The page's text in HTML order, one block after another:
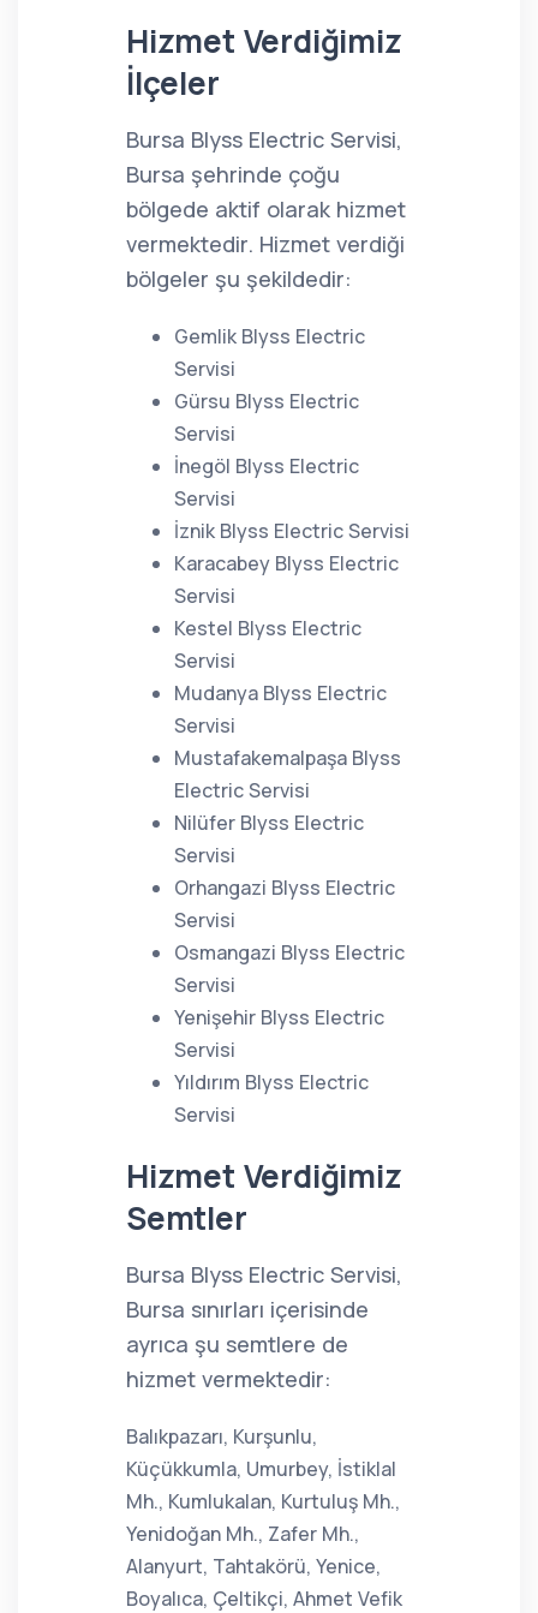
Hizmet Verdiğimiz
İlçeler
Bursa Blyss Electric Servisi,
Bursa şehrinde çoğu
bölgede aktif olarak hizmet
vermektedir. Hizmet verdiği
bölgeler şu şekildedir:
Gemlik Blyss Electric
Servisi
Gürsu Blyss Electric
Servisi
İnegöl Blyss Electric
Servisi
İznik Blyss Electric Servisi
Karacabey Blyss Electric
Servisi
Kestel Blyss Electric
Servisi
Mudanya Blyss Electric
Servisi
Mustafakemalpaşa Blyss
Electric Servisi
Nilüfer Blyss Electric
Servisi
Orhangazi Blyss Electric
Servisi
Osmangazi Blyss Electric
Servisi
Yenişehir Blyss Electric
Servisi
Yıldırım Blyss Electric
Servisi
Hizmet Verdiğimiz
Semtler
Bursa Blyss Electric Servisi,
Bursa sınırları içerisinde
ayrıca şu semtlere de
hizmet vermektedir:
Balıkpazarı, Kurşunlu,
Küçükkumla, Umurbey, İstiklal
Mh., Kumlukalan, Kurtuluş Mh.,
Yenidoğan Mh., Zafer Mh.,
Alanyurt, Tahtakörü, Yenice,
Boyalıca, Çeltikçi, Ahmet Vefik